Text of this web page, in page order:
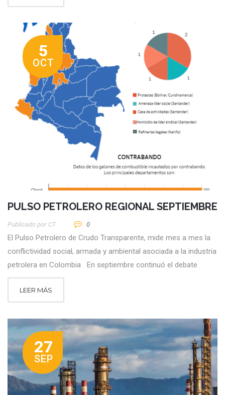
5
OCT
PULSO PETROLERO REGIONAL SEPTIEMBRE
Publicado por CT 0
El Pulso Petrolero de Crudo Transparente, mide mes a mes la
conflictividad social, armada y ambiental asociada a la industria
petrolera en Colombia En septiembre continuó el debate
LEER MÁS
27
SEP